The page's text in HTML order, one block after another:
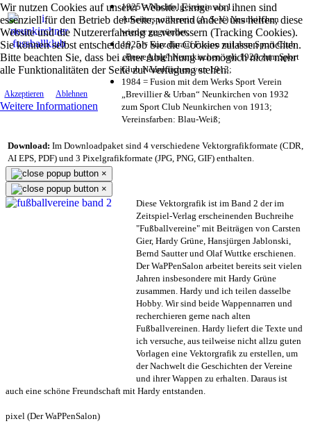
Wir nutzen Cookies auf unserer Website. Einige von ihnen sind
essenziell für den Betrieb der Seite, während andere uns helfen, diese
Website und die Nutzererfahrung zu verbessern (Tracking Cookies).
Sie können selbst entscheiden, ob Sie die Cookies zulassen möchten.
Bitte beachten Sie, dass bei einer Ablehnung womöglich nicht mehr
alle Funktionalitäten der Seite zur Verfügung stehen.
Akzeptieren Ablehnen
Weitere Informationen
1925 = Nachfolgeverein als 1.
Arbeitersportverein (A. S. V.) Neunkirchen
wieder gegründet;
1925 = kurz darauf Fusion mit dem Sport Club
„Bewegung“ Neunkirchen von 1920 zum Sport
Club Neunkirchen von 1913;
1984 = Fusion mit dem Werks Sport Verein
„Brevillier & Urban“ Neunkirchen von 1932
zum Sport Club Neunkirchen von 1913;
Vereinsfarben: Blau-Weiß;
Download: Im Downloadpaket sind 4 verschiedene Vektorgrafikformate (CDR,
AI EPS, PDF) und 3 Pixelgrafikformate (JPG, PNG, GIF) enthalten.
×
×
Diese Vektorgrafik ist im Band 2 der im
Zeitspiel-Verlag erscheinenden Buchreihe
"Fußballvereine" mit Beiträgen von Carsten
Gier, Hardy Grüne, Hansjürgen Jablonski,
Bernd Sautter und Olaf Wuttke erschienen.
Der WaPPenSalon arbeitet bereits seit vielen
Jahren insbesondere mit Hardy Grüne
zusammen. Hardy und ich teilen dasselbe
Hobby. Wir sind beide Wappennarren und
recherchieren gerne nach alten
Fußballvereinen. Hardy liefert die Texte und
ich versuche, aus teilweise nicht allzu guten
Vorlagen eine Vektorgrafik zu erstellen, um
der Nachwelt die Geschichten der Vereine
und ihrer Wappen zu erhalten. Daraus ist
auch eine schöne Freundschaft mit Hardy entstanden.
pixel (Der WaPPenSalon)